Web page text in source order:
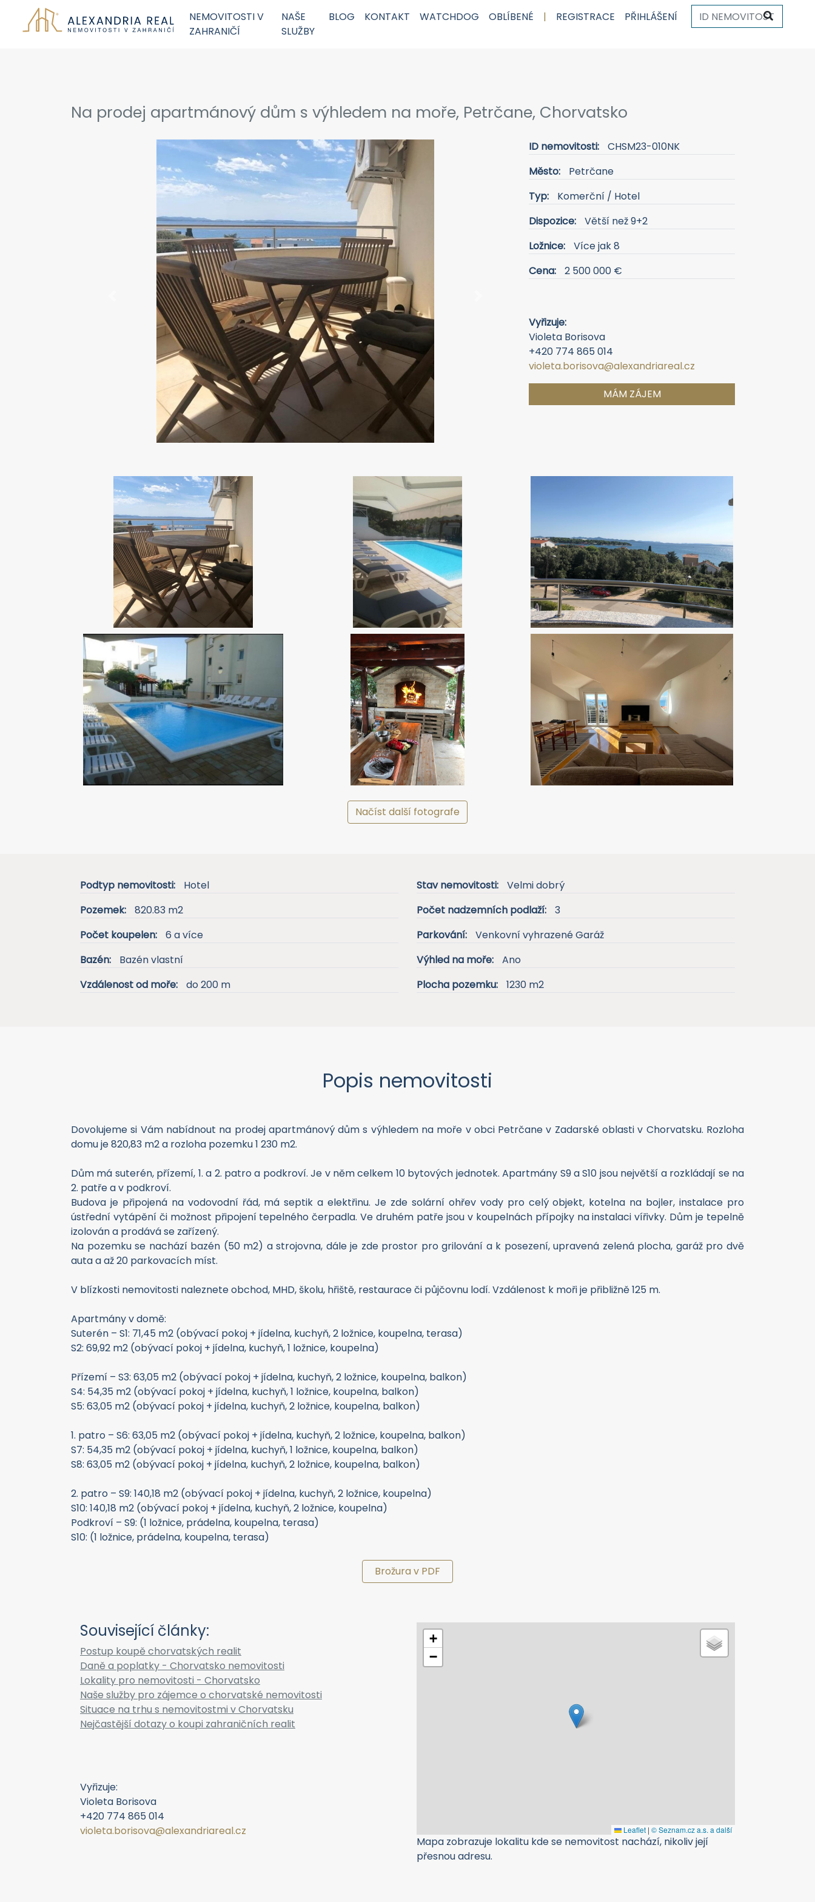
NEMOVITOSTI V
ZAHRANIČÍ
NAŠE
SLUŽBY
BLOG KONTAKT WATCHDOG OBLÍBENÉ | REGISTRACE PŘIHLÁŠENÍ
Na prodej apartmánový dům s výhledem na moře, Petrčane, Chorvatsko
ID nemovitosti:
CHSM23-010NK
Město:
Petrčane
Typ:
Komerční / Hotel
Dispozice:
Větší než 9+2
Ložnice:
Více jak 8
Cena:
2 500 000 €
Vyřizuje:
Violeta Borisova
+420 774 865 014
violeta.borisova@alexandriareal.cz
MÁM ZÁJEM
Načíst další fotografe
Podtyp nemovitosti: Hotel Stav nemovitosti:
Velmi dobrý
Pozemek:
820.83 m2 Počet nadzemních podlaží:
3
Počet koupelen:
6 a více Parkování:
Venkovní vyhrazené Garáž
Bazén:
Bazén vlastní Výhled na moře:
Ano
Vzdálenost od moře:
do 200 m Plocha pozemku: 1230 m2
Popis nemovitosti
Dovolujeme si Vám nabídnout na prodej apartmánový dům s výhledem na moře v obci Petrčane v Zadarské oblasti v Chorvatsku. Rozloha
domu je 820,83 m2 a rozloha pozemku 1 230 m2.
Dům má suterén, přízemí, 1. a 2. patro a podkroví. Je v něm celkem 10 bytových jednotek. Apartmány S9 a S10 jsou největší a rozkládají se na
2. patře a v podkroví.
Budova je připojená na vodovodní řád, má septik a elektřinu. Je zde solární ohřev vody pro celý objekt, kotelna na bojler, instalace pro
ústřední vytápění či možnost připojení tepelného čerpadla. Ve druhém patře jsou v koupelnách přípojky na instalaci vířivky. Dům je tepelně
izolován a prodává se zařízený.
Na pozemku se nachází bazén (50 m2) a strojovna, dále je zde prostor pro grilování a k posezení, upravená zelená plocha, garáž pro dvě
auta a až 20 parkovacích míst.
V blízkosti nemovitosti naleznete obchod, MHD, školu, hřiště, restaurace či půjčovnu lodí. Vzdálenost k moři je přibližně 125 m.
Apartmány v domě:
Suterén – S1: 71,45 m2 (obývací pokoj + jídelna, kuchyň, 2 ložnice, koupelna, terasa)
S2: 69,92 m2 (obývací pokoj + jídelna, kuchyň, 1 ložnice, koupelna)
Přízemí – S3: 63,05 m2 (obývací pokoj + jídelna, kuchyň, 2 ložnice, koupelna, balkon)
S4: 54,35 m2 (obývací pokoj + jídelna, kuchyň, 1 ložnice, koupelna, balkon)
S5: 63,05 m2 (obývací pokoj + jídelna, kuchyň, 2 ložnice, koupelna, balkon)
1. patro – S6: 63,05 m2 (obývací pokoj + jídelna, kuchyň, 2 ložnice, koupelna, balkon)
S7: 54,35 m2 (obývací pokoj + jídelna, kuchyň, 1 ložnice, koupelna, balkon)
S8: 63,05 m2 (obývací pokoj + jídelna, kuchyň, 2 ložnice, koupelna, balkon)
2. patro – S9: 140,18 m2 (obývací pokoj + jídelna, kuchyň, 2 ložnice, koupelna)
S10: 140,18 m2 (obývací pokoj + jídelna, kuchyň, 2 ložnice, koupelna)
Podkroví – S9: (1 ložnice, prádelna, koupelna, terasa)
S10: (1 ložnice, prádelna, koupelna, terasa)
Brožura v PDF
Související články:
Postup koupě chorvatských realit
Daně a poplatky - Chorvatsko nemovitosti
Lokality pro nemovitosti - Chorvatsko
Naše služby pro zájemce o chorvatské nemovitosti
Situace na trhu s nemovitostmi v Chorvatsku
Nejčastější dotazy o koupi zahraničních realit
Vyřizuje:
Violeta Borisova
+420 774 865 014
violeta.borisova@alexandriareal.cz
+
−
Leaflet | © Seznam.cz a.s. a další
Mapa zobrazuje lokalitu kde se nemovitost nachází, nikoliv její
přesnou adresu.